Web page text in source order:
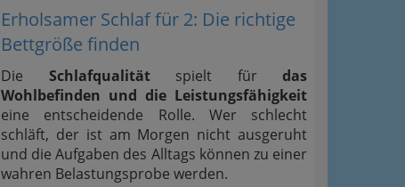
Erholsamer Schlaf für 2: Die richtige
Bettgröße finden
Die Schlafqualitätspielt für das
Wohlbefinden und die Leistungsfähigkeit
eine entscheidende Rolle. Wer schlecht
schläft, der ist am Morgen nicht ausgeruht
und die Aufgaben des Alltags können zu einer
wahren Belastungsprobe werden.